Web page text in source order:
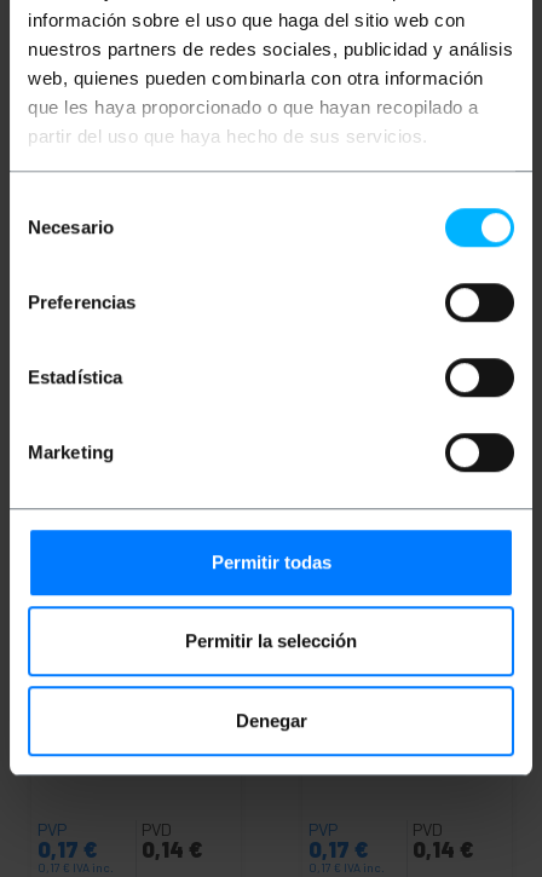
información sobre el uso que haga del sitio web con
nuestros partners de redes sociales, publicidad y análisis
web, quienes pueden combinarla con otra información
que les haya proporcionado o que hayan recopilado a
partir del uso que haya hecho de sus servicios.
Necesario
Preferencias
Estadística
Marketing
Permitir todas
Permitir la selección
Denegar
mm 100 unità
PVP
6,72€
0,14€
0,07€
15A blu
PVP
0,17 €
0,17 € IVA inc.
PVD
0,14 €
3A viola
PVP
0,17 €
0,17 € IVA inc.
PVD
0,14 €